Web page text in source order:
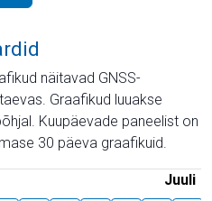
näitavad GNSS-
Graafikud luuakse
Kuupäevade paneelist on
30 päeva graafikuid.
Juuli